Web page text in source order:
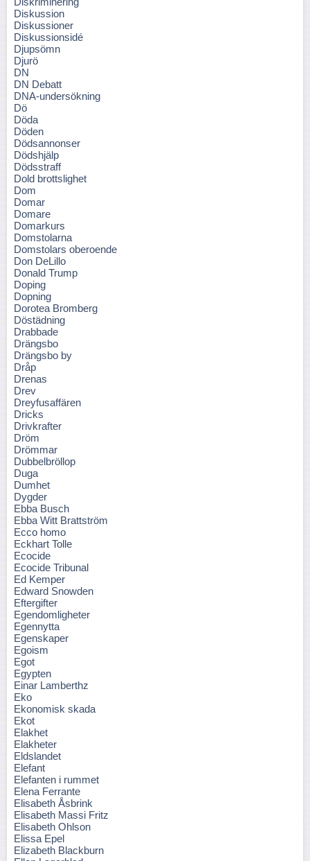
Diskussion
Diskussioner
Diskussionsidé
Djupsömn
Djurö
DN
DN Debatt
DNA-undersökning
Dö
Döda
Döden
Dödsannonser
Dödshjälp
Dödsstraff
Dold brottslighet
Dom
Domar
Domare
Domarkurs
Domstolarna
Domstolars oberoende
Don DeLillo
Donald Trump
Doping
Dopning
Dorotea Bromberg
Döstädning
Drabbade
Drängsbo
Drängsbo by
Dråp
Drenas
Drev
Dreyfusaffären
Dricks
Drivkrafter
Dröm
Drömmar
Dubbelbröllop
Duga
Dumhet
Dygder
Ebba Busch
Ebba Witt Brattström
Ecco homo
Eckhart Tolle
Ecocide
Ecocide Tribunal
Ed Kemper
Edward Snowden
Eftergifter
Egendomligheter
Egennytta
Egenskaper
Egoism
Egot
Egypten
Einar Lamberthz
Eko
Ekonomisk skada
Ekot
Elakhet
Elakheter
Eldslandet
Elefant
Elefanten i rummet
Elena Ferrante
Elisabeth Åsbrink
Elisabeth Massi Fritz
Elisabeth Ohlson
Elissa Epel
Elizabeth Blackburn